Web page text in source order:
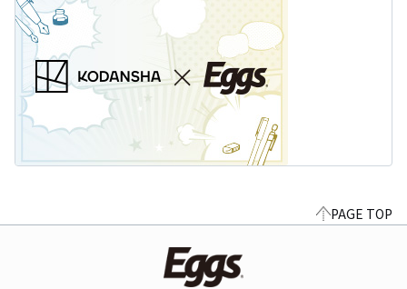
PAGE TOP